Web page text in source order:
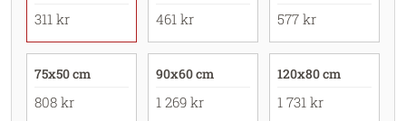
311 kr 461 kr 577 kr
75x50 cm
808 kr
90x60 cm
1 269 kr
120x80 cm
1 731 kr